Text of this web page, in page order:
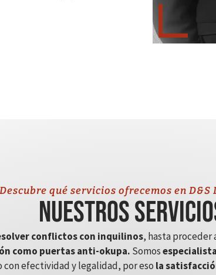
qué servicios ofrecemos en D&S
Nuestros
conflictos con inquilinos, hasta proceder
como puertas anti-okupa. Somos
efectividad y legalidad, por eso la